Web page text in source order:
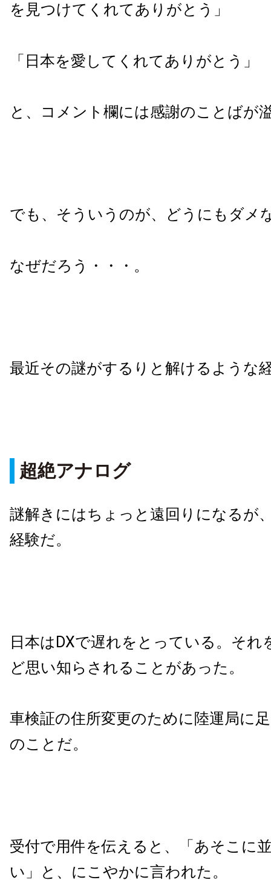
を見つけてくれてありがとう」
「日本を愛してくれてありがとう」
と、コメント欄には感謝のことばが
でも、そういうのが、どうにもダメ
なぜだろう・・・。
最近その謎がするりと解けるような
超絶アナログ
謎解きにはちょっと遠回りになるが
経験だ。
日本はDXで遅れをとっている。それ
ど思い知らされることがあった。
車検証の住所変更のために陸運局に
のことだ。
受付で用件を伝えると、「あそこに
い」と、にこやかに言われた。